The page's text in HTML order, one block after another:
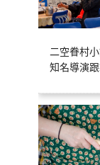
二空眷村
知名導演